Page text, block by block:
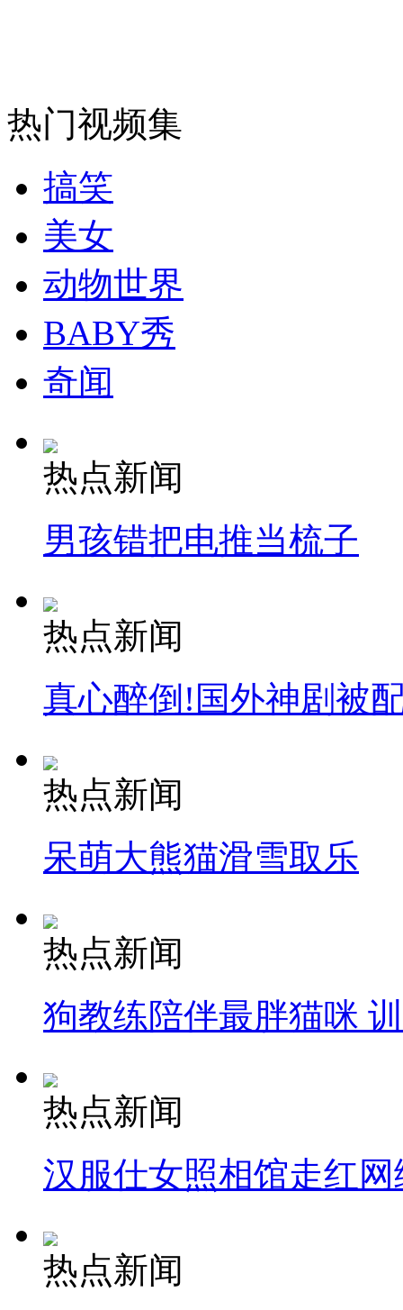
安徽一实载49人客车翻车
走！跟着总书记去植树
消防员救轻生者 花炮节热闹非凡
司机酒驾遇交警 急速倒车逃窜
热门视频集
搞笑
美女
动物世界
BABY秀
奇闻
热点新闻
男孩错把电推当梳子
热点新闻
真心醉倒!国外神剧被
热点新闻
呆萌大熊猫滑雪取乐
热点新闻
狗教练陪伴最胖猫咪
热点新闻
汉服仕女照相馆走红网
热点新闻